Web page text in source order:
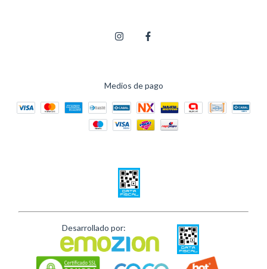
Medios de pago
Desarrollado por: